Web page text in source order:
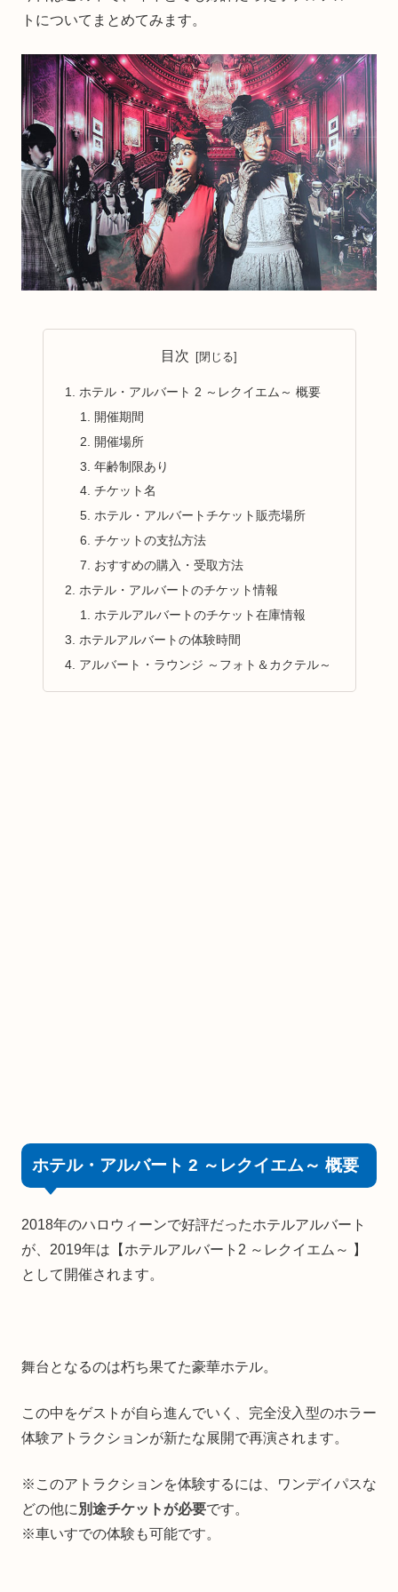
トについてまとめてみます。
目次
ホテル・アルバート 2 ～レクイエム～ 概要
開催期間
開催場所
年齢制限あり
チケット名
ホテル・アルバートチケット販売場所
チケットの支払方法
おすすめの購入・受取方法
ホテル・アルバートのチケット情報
ホテルアルバートのチケット在庫情報
ホテルアルバートの体験時間
アルバート・ラウンジ ～フォト＆カクテル～
ホテル・アルバート 2 ～レクイエム～ 概要
2018年のハロウィーンで好評だったホテルアルバート
が、2019年は【ホテルアルバート2 ～レクイエム～ 】
として開催されます。
舞台となるのは朽ち果てた豪華ホテル。
この中をゲストが自ら進んでいく、完全没入型のホラー
体験アトラクションが新たな展開で再演されます。
※このアトラクションを体験するには、ワンデイパスな
どの他に別途チケットが必要です。
※車いすでの体験も可能です。